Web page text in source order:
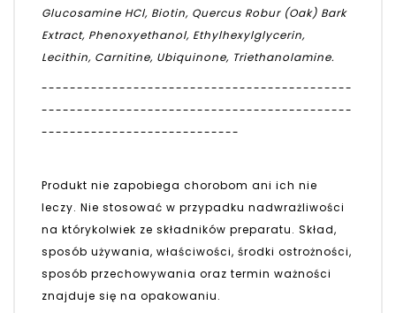
Glucosamine HCl, Biotin, Quercus Robur (Oak) Bark
Extract, Phenoxyethanol, Ethylhexylglycerin,
Lecithin, Carnitine, Ubiquinone, Triethanolamine.
--------------------------------------------
--------------------------------------------
----------------------------
Produkt nie zapobiega chorobom ani ich nie
leczy. Nie stosować w przypadku nadwrażliwości
na którykolwiek ze składników preparatu. Skład,
sposób używania, właściwości, środki ostrożności,
sposób przechowywania oraz termin ważności
znajduje się na opakowaniu.